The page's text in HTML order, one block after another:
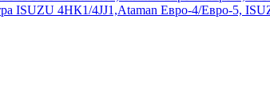
ISUZU 4НК1/4JJ1,Ataman Евро-4/Евро-5,